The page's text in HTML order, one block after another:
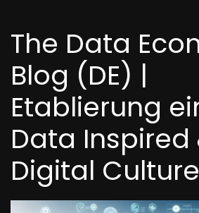
The Data
Blog (DE) |
Etablierung
Data Inspired
Digital Culture